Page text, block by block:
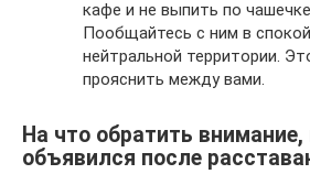
кафе и не выпить по
Пообщайтесь с ним в
нейтральной территории.
прояснить между вами.
На что обратить
объявился после